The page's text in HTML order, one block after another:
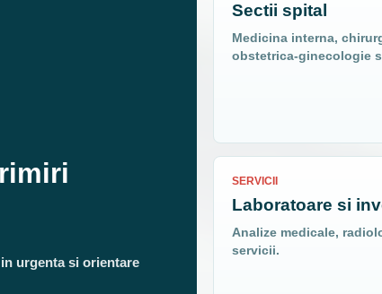
urgenta si orientare
Sectii spital
Medicina interna,
obstetrica-ginecologie
SERVICII
Laboratoare si
Analize medicale,
servicii.